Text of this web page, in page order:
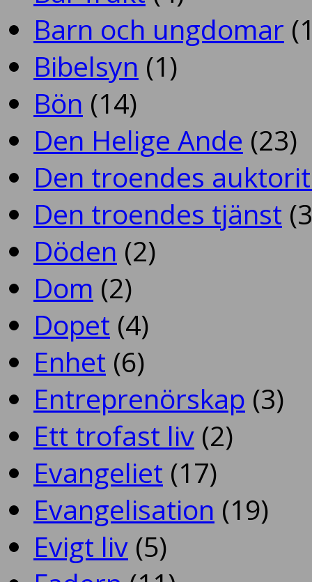
Barn och ungdomar
Bibelsyn (1)
Bön (14)
Den Helige Ande (23)
Den troendes
Den troendes tjänst
Döden (2)
Dom (2)
Dopet (4)
Enhet (6)
Entreprenörskap (3)
Ett trofast liv (2)
Evangeliet (17)
Evangelisation (19)
Evigt liv (5)